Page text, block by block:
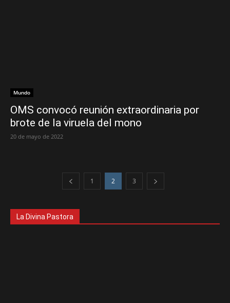
Mundo
OMS convocó reunión extraordinaria por
brote de la viruela del mono
20 de mayo de 2022
1 2 3
La Divina Pastora